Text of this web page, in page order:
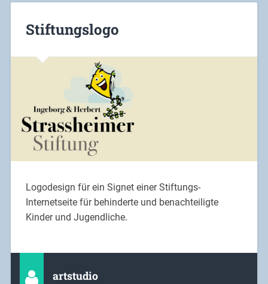
Stiftungslogo
Logodesign für ein Signet einer Stiftungs-
Internetseite für behinderte und benachteiligte
Kinder und Jugendliche.
artstudio